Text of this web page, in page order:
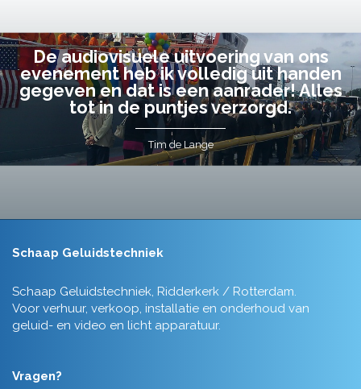
De audiovisuele uitvoering van ons
evenement heb ik volledig uit handen
gegeven en dat is een aanrader! Alles
tot in de puntjes verzorgd.
Tim de Lange
Schaap Geluidstechniek
Schaap Geluidstechniek, Ridderkerk / Rotterdam.
Voor verhuur, verkoop, installatie en onderhoud van
geluid- en video en licht apparatuur.
Vragen?